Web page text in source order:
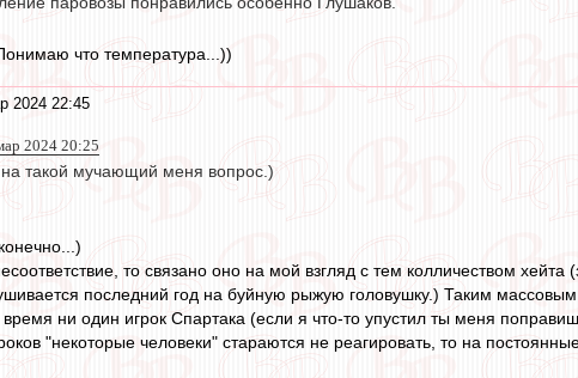
что температура...))
2024 22:45
2024 20:25
на такой мучающий меня вопрос.)
то связано оно на мой взгляд с тем колличеством
последний год на буйную рыжую головушку.) Таким
время ни один игрок Спартака (если я что-то упустил ты меня
"некоторые человеки" стараются не реагировать, то на